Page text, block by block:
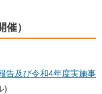
）
告及び令和4年度実施事
)